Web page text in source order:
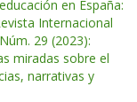
en España:
Internacional
29 (2023):
miradas sobre el
narrativas y